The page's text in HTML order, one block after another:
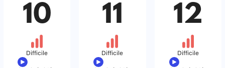
10
Difficile
11
Difficile
12
Difficile